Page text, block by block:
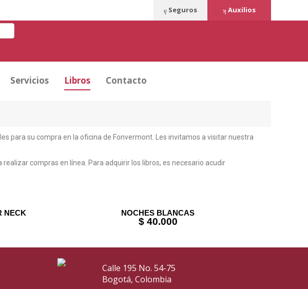
Auxilios
Seguros
Servicios Libros Contacto
para su compra en la oficina de Fonvermont. Les invitamos a visitar nuestra
compras en línea. Para adquirir los libros, es necesario acudir
NECK NOCHES BLANCAS
$ 40.000
Calle 195 No. 54-75
Bogotá, Colombia